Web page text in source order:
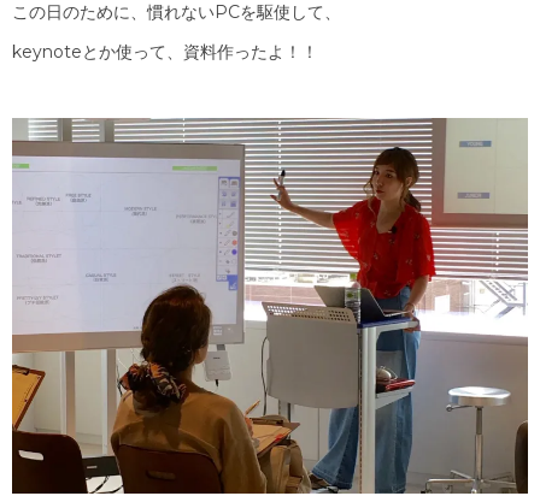
この日のために、慣れないPCを駆使して、
keynoteとか使って、資料作ったよ！！